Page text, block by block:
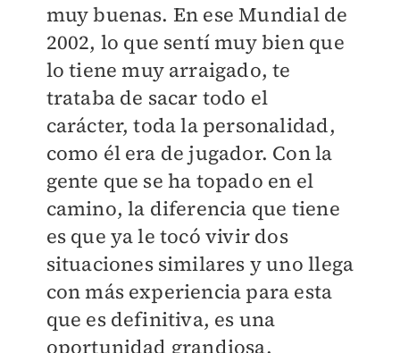
muy buenas. En ese Mundial de
2002, lo que sentí muy bien que
lo tiene muy arraigado, te
trataba de sacar todo el
carácter, toda la personalidad,
como él era de jugador. Con la
gente que se ha topado en el
camino, la diferencia que tiene
es que ya le tocó vivir dos
situaciones similares y uno llega
con más experiencia para esta
que es definitiva, es una
oportunidad grandiosa.